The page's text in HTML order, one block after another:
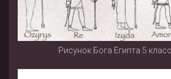
Рисунок Бога Египта 5